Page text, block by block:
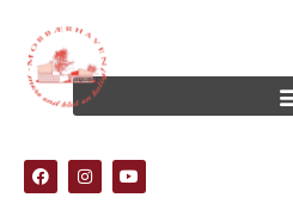
Kategori: